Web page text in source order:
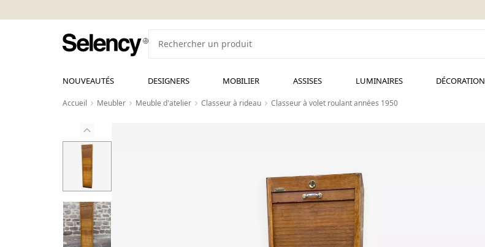
NOUVEAUTÉS DESIGNERS MOBILIER ASSISES LUMINAIRES DÉCORATION
Accueil Meubler Meuble d'atelier Classeur à rideau Classeur à volet roulant années 1950